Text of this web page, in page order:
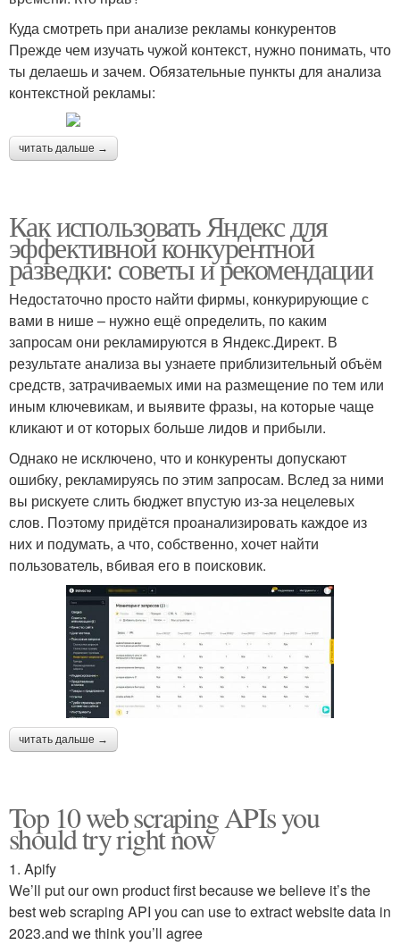
Куда смотреть при анализе рекламы конкурентов
Прежде чем изучать чужой контекст, нужно понимать, что
ты делаешь и зачем. Обязательные пункты для анализа
контекстной рекламы:
читать дальше →
Как использовать Яндекс для
эффективной конкурентной
разведки: советы и рекомендации
Недостаточно просто найти фирмы, конкурирующие с
вами в нише – нужно ещё определить, по каким
запросам они рекламируются в Яндекс.Директ. В
результате анализа вы узнаете приблизительный объём
средств, затрачиваемых ими на размещение по тем или
иным ключевикам, и выявите фразы, на которые чаще
кликают и от которых больше лидов и прибыли.
Однако не исключено, что и конкуренты допускают
ошибку, рекламируясь по этим запросам. Вслед за ними
вы рискуете слить бюджет впустую из-за нецелевых
слов. Поэтому придётся проанализировать каждое из
них и подумать, а что, собственно, хочет найти
пользователь, вбивая его в поисковик.
читать дальше →
Top 10 web scraping APIs you
should try right now
1. Apify
We’ll put our own product first because we believe it’s the
best web scraping API you can use to extract website data in
2023.and we think you’ll agree